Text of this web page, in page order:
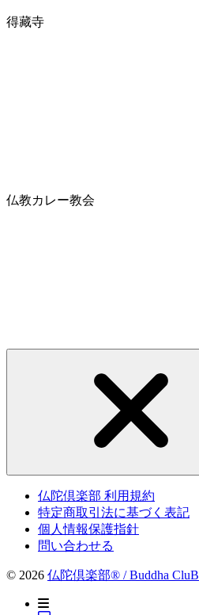
得藏寺
仏教カレー教会
仏陀倶楽部 利用規約
特定商取引法に基づく表記
個人情報保護指針
問い合わせる
© 2026 仏陀倶楽部® / Buddha CluB